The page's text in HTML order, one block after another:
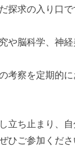
探求の入り口で
や脳科学、神
考察を定期的に
立ち止まり、
ひご参加くださ